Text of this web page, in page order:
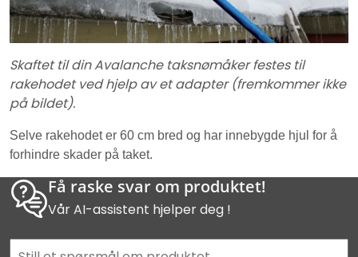
Skaftet til din Avalanche taksnømåker festes til
rakehodet ved hjelp av et adapter (fremkommer ikke
på bildet).
Selve rakehodet er 60 cm bred og har innebygde hjul for å
forhindre skader på taket.
Få raske svar om produktet!
Vår AI-assistent hjelper deg !